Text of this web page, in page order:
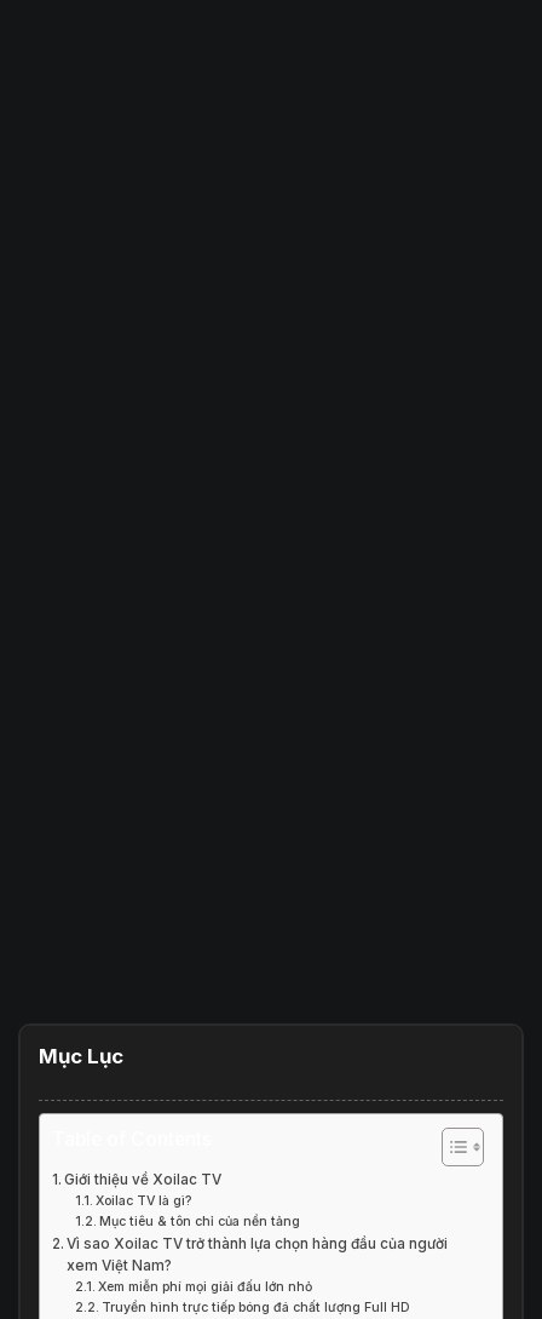
Mục Lục
Giới thiệu về Xoilac TV
Xoilac TV là gì?
Mục tiêu & tôn chỉ của nền tảng
Vì sao Xoilac TV trở thành lựa chọn hàng đầu của người
xem Việt Nam?
Xem miễn phí mọi giải đấu lớn nhỏ
Truyền hình trực tiếp bóng đá chất lượng Full HD